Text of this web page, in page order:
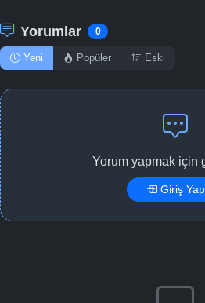
Yorumlar 0
Yeni Popüler Eski
Yorum yapmak için
Giriş Yap